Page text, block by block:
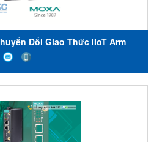
Đổi Giao Thức IIoT Arm
gateways Moxa Việt Nam